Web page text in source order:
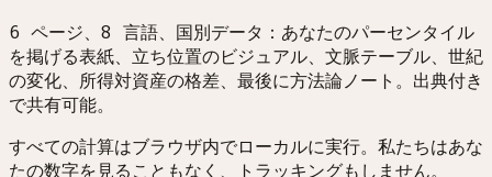
6 ページ、8 言語、国別データ：あなたのパーセンタイル
を掲げる表紙、立ち位置のビジュアル、文脈テーブル、世紀
の変化、所得対資産の格差、最後に方法論ノート。出典付き
で共有可能。
すべての計算はブラウザ内でローカルに実行。私たちはあな
たの数字を見ることもなく、トラッキングもしません。